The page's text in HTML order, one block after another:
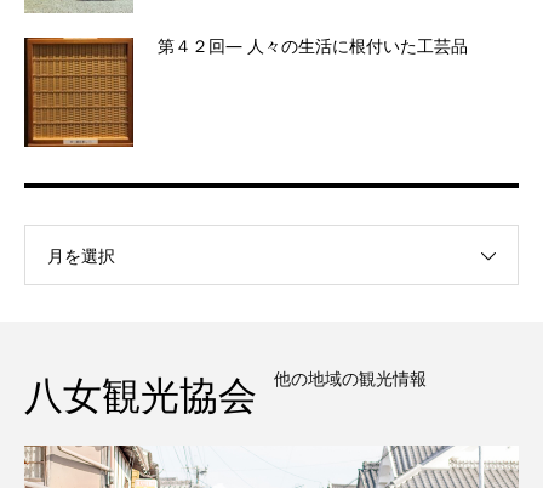
第４２回― 人々の生活に根付いた工芸品
月を選択
八女観光協会 他の地域の観光情報